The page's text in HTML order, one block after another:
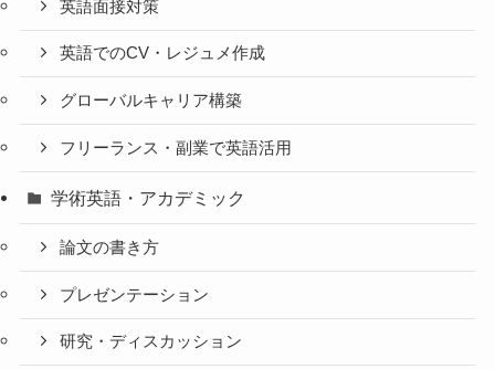
英語面接対策
英語でのCV・レジュメ作成
グローバルキャリア構築
フリーランス・副業で英語活用
学術英語・アカデミック
論文の書き方
プレゼンテーション
研究・ディスカッション